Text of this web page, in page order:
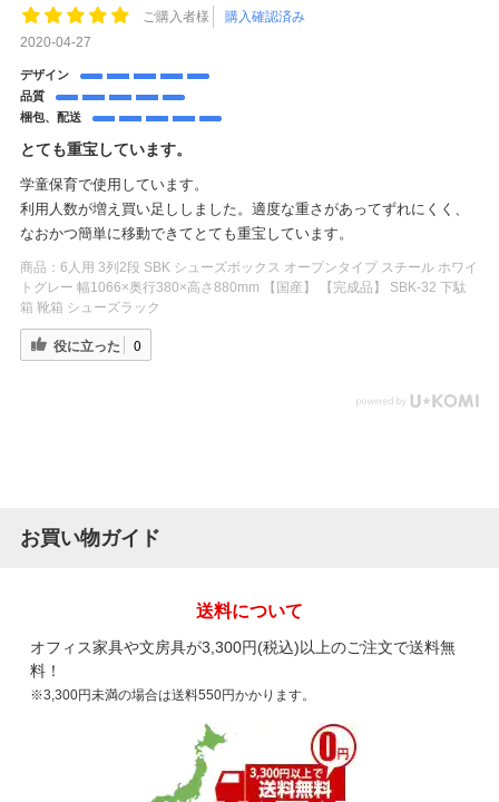
ご購入者様
購入確認済み
2020-04-27
デザイン
品質
梱包、配送
とても重宝しています。
学童保育で使用しています。
利用人数が増え買い足ししました。適度な重さがあってずれにくく、
なおかつ簡単に移動できてとても重宝しています。
商品： 6人用 3列2段 SBK シューズボックス オープンタイプ スチール ホワイ
トグレー 幅1066×奥行380×高さ880mm 【国産】 【完成品】 SBK-32 下駄
箱 靴箱 シューズラック
役に立った 0
お買い物ガイド
送料について
オフィス家具や文房具が3,300円(税込)以上のご注文で送料無
料！
※3,300円未満の場合は送料550円かかります。